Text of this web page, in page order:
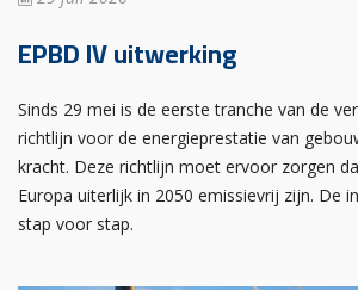
EPBD IV uitwerking
Sinds 29 mei is de eerste tranche van de
richtlijn voor de energieprestatie van
kracht. Deze richtlijn moet ervoor zorgen
Europa uiterlijk in 2050 emissievrij zijn. De
stap voor stap.